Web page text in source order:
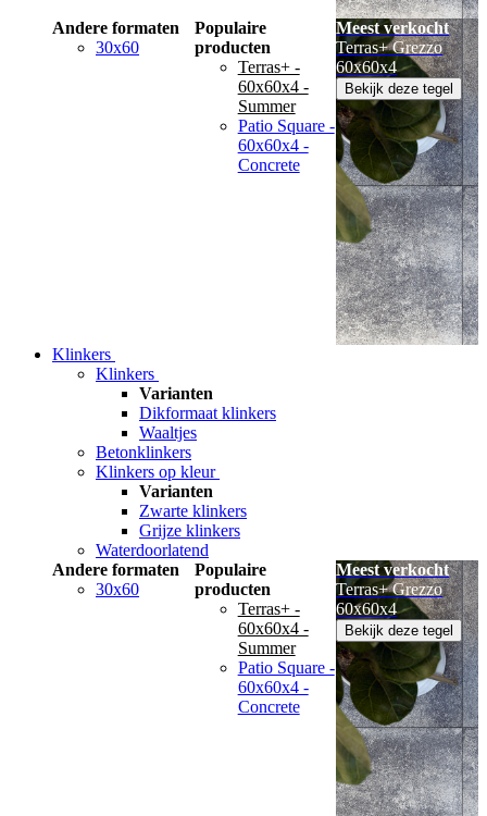
Andere formaten
30x60
Populaire
producten
Terras+ -
60x60x4 -
Summer
Patio Square -
60x60x4 -
Concrete
Meest verkocht
Terras+ Grezzo
60x60x4
Bekijk deze tegel
Klinkers
Klinkers
Varianten
Dikformaat klinkers
Waaltjes
Betonklinkers
Klinkers op kleur
Varianten
Zwarte klinkers
Grijze klinkers
Waterdoorlatend
Andere formaten
30x60
Populaire
producten
Terras+ -
60x60x4 -
Summer
Patio Square -
60x60x4 -
Concrete
Meest verkocht
Terras+ Grezzo
60x60x4
Bekijk deze tegel